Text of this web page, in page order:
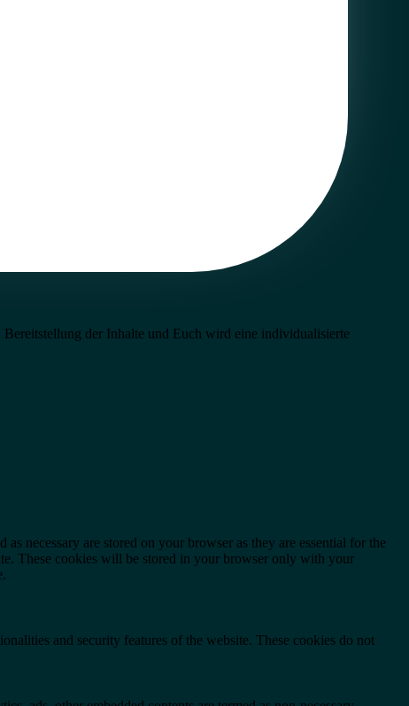
der Inhalte und Euch wird eine individualisierte
necessary are stored on your browser as they are essential for the
These cookies will be stored in your browser only with your
and security features of the website. These cookies do not